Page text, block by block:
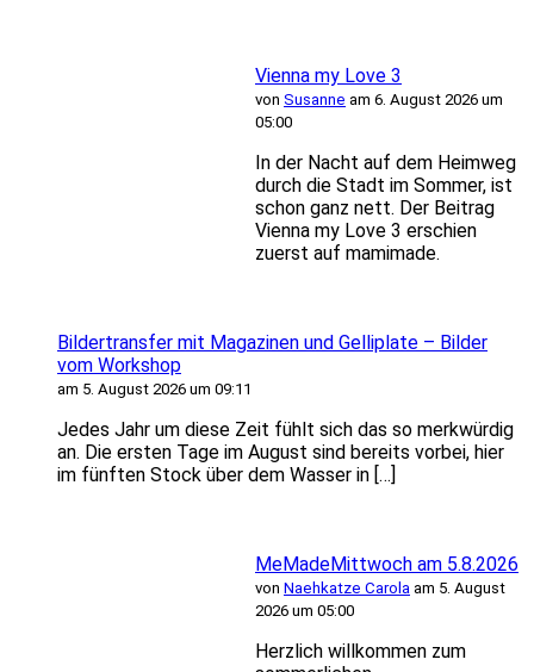
Vienna my Love 3
von Susanne am 6. August 2026 um
05:00
In der Nacht auf dem Heimweg
durch die Stadt im Sommer, ist
schon ganz nett. Der Beitrag
Vienna my Love 3 erschien
zuerst auf mamimade.
Bildertransfer mit Magazinen und Gelliplate – Bilder
vom Workshop
am 5. August 2026 um 09:11
Jedes Jahr um diese Zeit fühlt sich das so merkwürdig
an. Die ersten Tage im August sind bereits vorbei, hier
im fünften Stock über dem Wasser in […]
MeMadeMittwoch am 5.8.2026
von Naehkatze Carola am 5. August
2026 um 05:00
Herzlich willkommen zum